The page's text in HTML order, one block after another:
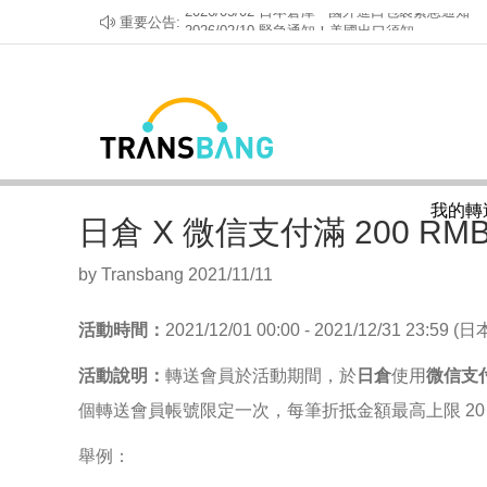
重要公告: 2026/02/10 緊急通知！美國出口須知
2026/02/02 日倉 - 日本郵政暫停發貨加拿大、
2025/08/29 日倉 - 日本郵政針對發往美國包裹的
2025/07/01 『緊急』日本爆倉 - 收貨、上架延
2025/02/26 美倉緊急通知：相關物流業者
2024/02/21 日倉DHL違禁品須知
2024/02/05 日倉嚴禁出口動、植物須知
2023/05/22 關於美國轉運申報名稱的注意事項
2021/11/16 關於美國倉庫電池產品的運送
我的轉
日倉 X 微信支付滿 200
by Transbang 2021/11/11
活動時間： 2021/12/01 00:00 - 2021/12/31 23:59 (日
活動說明： 轉送會員於活動期間，於 日倉使用微信支
個轉送會員帳號限定一次，每筆折抵金額最高上限
舉例：